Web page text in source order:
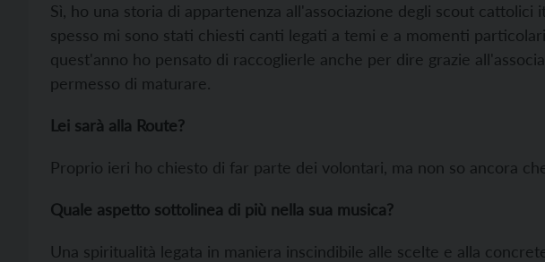
Sì, ho una storia di appartenenza all'associazione degli scout cattolici
spesso mi sono stati chiesti canti legati a temi e a momenti
quest'anno ho pensato di raccoglierle anche per dire grazie
permesso di maturare.
Lei sarà alla Route?
Proprio ieri ho chiesto di far parte dei volontari, ma non so ancora
Quale aspetto sottolinea di più nella sua musica?
Una spiritualità legata in maniera inscindibile alle scelte e alla